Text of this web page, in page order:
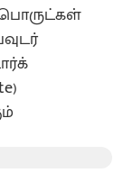
பொருட்கள்